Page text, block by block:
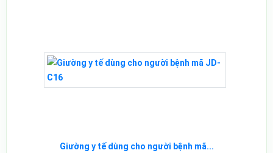
Giường y tế dùng cho người bệnh mã...